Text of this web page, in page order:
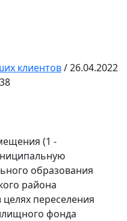
клиентов/26.04.2022
(1 -
образования
района
целях переселения
фонда